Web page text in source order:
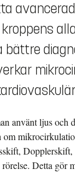
bättre
använt ljus och
Detta gör